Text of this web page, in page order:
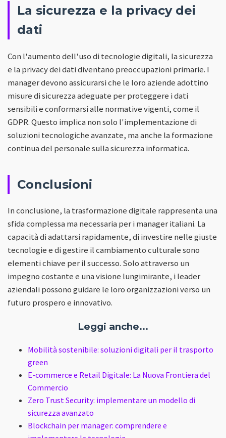
La sicurezza e la privacy dei
dati
Con l'aumento dell'uso di tecnologie digitali, la sicurezza
e la privacy dei dati diventano preoccupazioni primarie. I
manager devono assicurarsi che le loro aziende adottino
misure di sicurezza adeguate per proteggere i dati
sensibili e conformarsi alle normative vigenti, come il
GDPR. Questo implica non solo l'implementazione di
soluzioni tecnologiche avanzate, ma anche la formazione
continua del personale sulla sicurezza informatica.
Conclusioni
In conclusione, la trasformazione digitale rappresenta una
sfida complessa ma necessaria per i manager italiani. La
capacità di adattarsi rapidamente, di investire nelle giuste
tecnologie e di gestire il cambiamento culturale sono
elementi chiave per il successo. Solo attraverso un
impegno costante e una visione lungimirante, i leader
aziendali possono guidare le loro organizzazioni verso un
futuro prospero e innovativo.
Leggi anche...
Mobilità sostenibile: soluzioni digitali per il trasporto
green
E-commerce e Retail Digitale: La Nuova Frontiera del
Commercio
Zero Trust Security: implementare un modello di
sicurezza avanzato
Blockchain per manager: comprendere e